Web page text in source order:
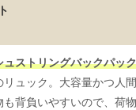
ストリングバックパッ
リュック。大容量かつ人
背負いやすいので、荷